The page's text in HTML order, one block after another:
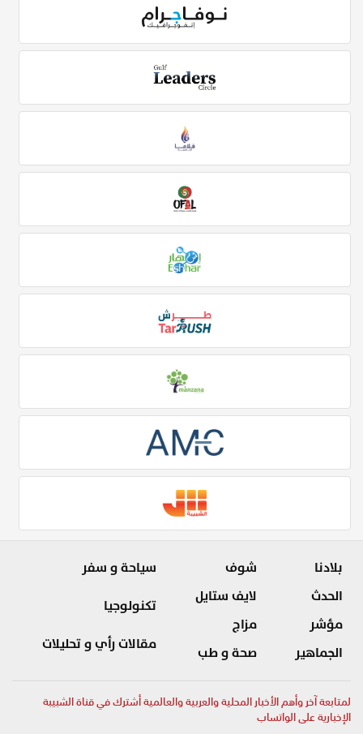
بلادنا
الحدث
مؤشر
الجماهير
شوف
لايف ستايل
مزاج
صحة و طب
سياحة و سفر
تكنولوجيا
مقالات رأي و تحليلات
لمتابعة آخر وأهم الأخبار المحلية والعربية والعالمية أشترك في قناة الشبيبة
الإخبارية على الواتساب